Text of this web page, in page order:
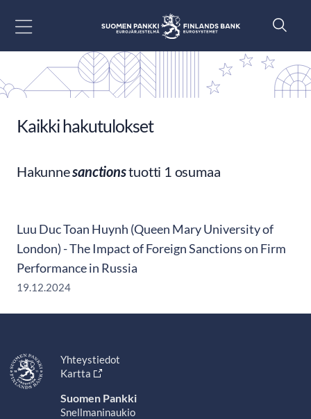
Kaikki hakutulokset
Hakunnesanctionstuotti 1 osumaa
Luu Duc Toan Huynh (Queen Mary University of
London) - The Impact of Foreign Sanctions on Firm
Performance in Russia
19.12.2024
Yhteystiedot
Kartta
Suomen Pankki
Snellmaninaukio